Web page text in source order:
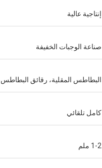
إنتاجية عالية
صناعة الوجبات الخفيفة
البطاطس المقلية، رقائق
كامل تلقائي
1-2 ملم